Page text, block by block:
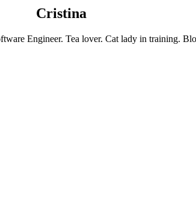
Cristina
Engineer. Tea lover. Cat lady in training.